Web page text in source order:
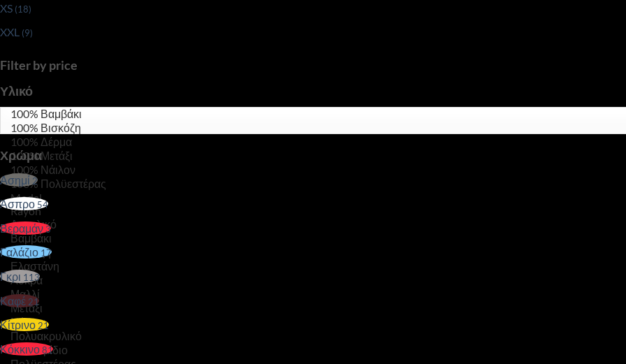
XS (18)
XXL (9)
Filter by price
Υλικό
Χρώμα
Ασημί2
Άσπρο 54
Βεραμάν3
Γαλάζιο 17
Γκρι 113
Καφέ 21
Κίτρινο21
Κόκκινο81